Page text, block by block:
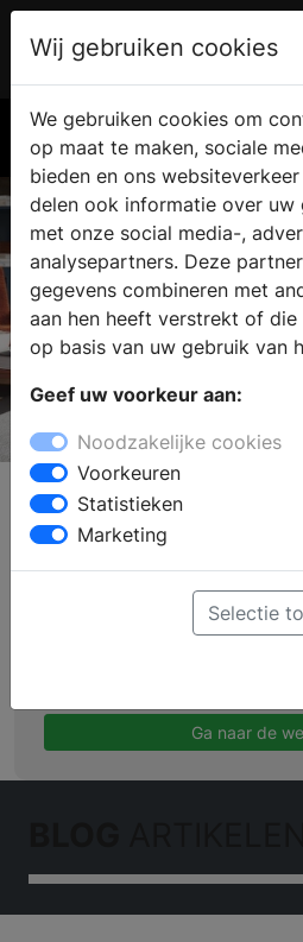
Jøtul
Brochure
Ga naar de
Wij gebruiken cookies
We gebruiken cookies om
op maat te maken, sociale
bieden en ons
delen ook informatie over uw
met onze social media-,
analysepartners. Deze
gegevens combineren met
aan hen heeft verstrekt of
op basis van uw gebruik van
Geef uw voorkeur aan:
Noodzakelijke cookies
Voorkeuren
Statistieken
Marketing
Selectie